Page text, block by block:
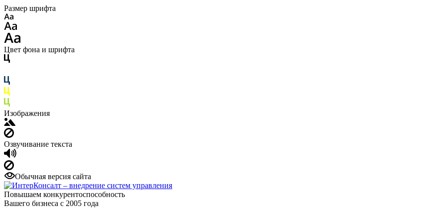
Размер шрифта
Цвет фона и шрифта
Изображения
Озвучивание текста
Обычная версия сайта
Повышаем конкурентоспособность
Вашего бизнеса с 2005 года